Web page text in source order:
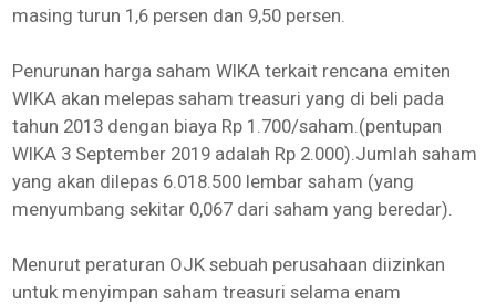
masing turun 1,6 persen dan 9,50 persen.
Penurunan harga saham WIKA terkait rencana emiten
WIKA akan melepas saham treasuri yang di beli pada
tahun 2013 dengan biaya Rp 1.700/saham.(pentupan
WIKA 3 September 2019 adalah Rp 2.000).Jumlah saham
yang akan dilepas 6.018.500 lembar saham (yang
menyumbang sekitar 0,067 dari saham yang beredar).
Menurut peraturan OJK sebuah perusahaan diizinkan
untuk menyimpan saham treasuri selama enam